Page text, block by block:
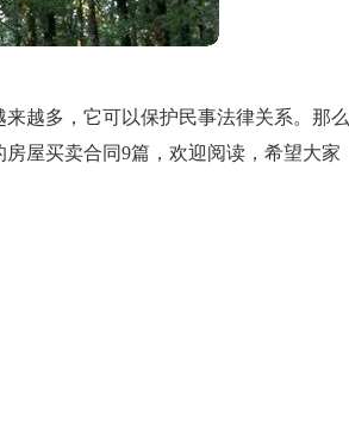
越多，它可以保护民事法律关系。那么
屋买卖合同9篇，欢迎阅读，希望大家